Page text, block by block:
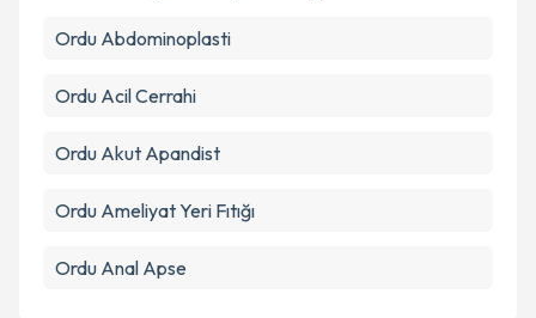
Ordu Abdominoplasti
Ordu Acil Cerrahi
Ordu Akut Apandist
Ordu Ameliyat Yeri Fıtığı
Ordu Anal Apse